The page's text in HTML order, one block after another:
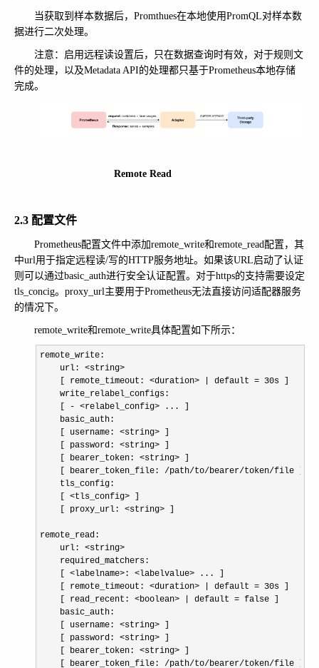
当获取到样本数据后，Promthues在本地使用PromQL对样本数
据进行二次处理。
注意：启用远程读设置后，只在数据查询时有效，对于规则文
件的处理，以及Metadata API的处理都只基于Prometheus本地存储
完成。
Remote Read
2.3 配置文件
Prometheus配置文件中添加remote_write和remote_read配置，其
中url用于指定远程读/写的HTTP服务地址。如果该URL启动了认证
则可以通过basic_auth进行安全认证配置。对于https的支持需要设定
tls_concig。proxy_url主要用于Prometheus无法直接访问适配器服务
的情况下。
remote_write和remote_write具体配置如下所示：
remote_write:
    url:
<string>
    [ remote_timeout:
<duration> | default = 30s ]
    write_relabel_configs:
- <relabel_config> ... ]
    basic_auth:
    [ username:
<string>
    [ password:
<string>
    [ bearer_token:
<string>
    [ bearer_token_file:
/path/to/bearer/token/file ]
    tls_config:
<tls_config>
    [ proxy_url:
<string>
remote_read:
    url:
<string>
    required_matchers:
<labelname>: <labelvalue> ... ]
    [ remote_timeout:
<duration> | default = 30s ]
    [ read_recent:
<boolean> | default = false ]
    basic_auth:
    [ username:
<string>
    [ password:
<string>
    [ bearer_token:
<string>
    [ bearer_token_file:
/path/to/bearer/token/file ]